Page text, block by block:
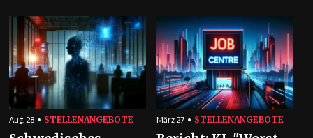
Aug. 28 STELLENANGEBOTE März 27 STELLENANGEBOTE